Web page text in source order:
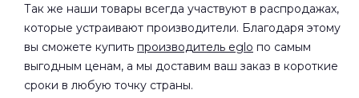
Так же наши товары всегда участвуют в распродажах,
которые устраивают производители. Благодаря этому
вы сможете купить производитель eglo по самым
выгодным ценам, а мы доставим ваш заказ в короткие
сроки в любую точку страны.